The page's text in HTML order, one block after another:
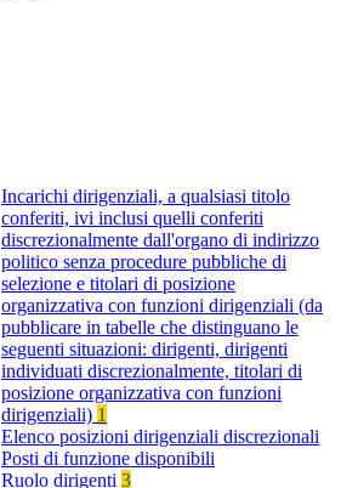
Incarichi dirigenziali, a qualsiasi titolo
conferiti, ivi inclusi quelli conferiti
discrezionalmente dall'organo di indirizzo
politico senza procedure pubbliche di
selezione e titolari di posizione
organizzativa con funzioni dirigenziali (da
pubblicare in tabelle che distinguano le
seguenti situazioni: dirigenti, dirigenti
individuati discrezionalmente, titolari di
posizione organizzativa con funzioni
dirigenziali) 1
Elenco posizioni dirigenziali discrezionali
Posti di funzione disponibili
Ruolo dirigenti 3